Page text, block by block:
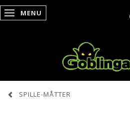
SKIFTE NAVIGATION
MENU
SPILLE-MÅTTER